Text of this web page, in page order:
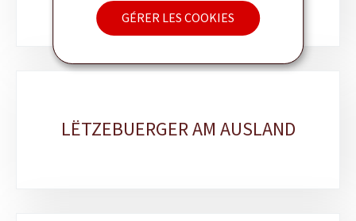
GÉRER LES COOKIES
LËTZEBUERGER AM AUSLAND